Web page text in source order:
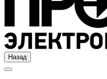
Назад